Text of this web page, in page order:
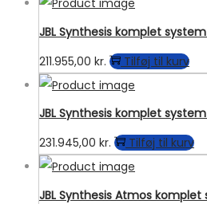
JBL Synthesis komplet system
211.955,00 kr. Tilføj til kurv
JBL Synthesis komplet system
231.945,00 kr. Tilføj til kurv
JBL Synthesis Atmos komplet